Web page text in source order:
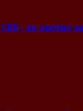
: un soutien